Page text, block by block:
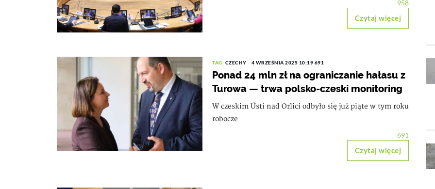
958
Czytaj więcej
TAG: CZECHY 4 WRZEŚNIA 2025 10:19 691
Ponad 24 mln zł na ograniczanie hałasu z
Turowa — trwa polsko-czeski monitoring
W czeskim Ústí nad Orlicí odbyło się już piąte w tym roku
robocze
691
Czytaj więcej